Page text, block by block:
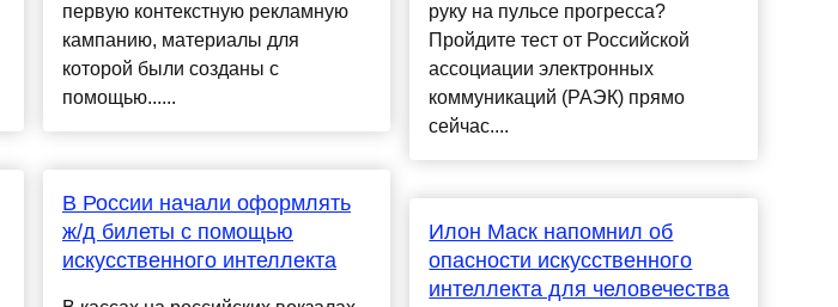
первую контекстную рекламную
кампанию, материалы для
которой были созданы с
помощью......
В России начали оформлять
ж/д билеты с помощью
искусственного интеллекта
руку на пульсе прогресса?
Пройдите тест от Российской
ассоциации электронных
коммуникаций (РАЭК) прямо
сейчас....
Илон Маск напомнил об
опасности искусственного
интеллекта для человечества